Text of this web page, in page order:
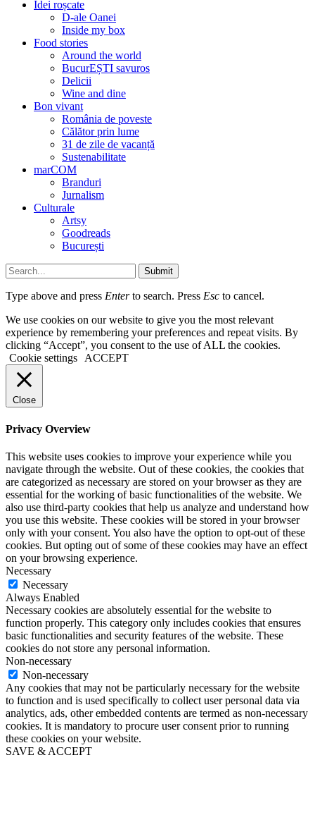
Idei roșcate
D-ale Oanei
Inside my box
Food stories
Around the world
BucurEȘTI savuros
Delicii
Wine and dine
Bon vivant
România de poveste
Călător prin lume
31 de zile de vacanță
Sustenabilitate
marCOM
Branduri
Jurnalism
Culturale
Artsy
Goodreads
București
Submit
Type above and press Enterto search. Press Esc to cancel.
We use cookies on our website to give you the most relevant
experience by remembering your preferences and repeat visits. By
clicking “Accept”, you consent to the use of ALL the cookies.
Cookie settings
ACCEPT
Close
Privacy Overview
This website uses cookies to improve your experience while you
navigate through the website. Out of these cookies, the cookies that
are categorized as necessary are stored on your browser as they are
essential for the working of basic functionalities of the website. We
also use third-party cookies that help us analyze and understand how
you use this website. These cookies will be stored in your browser
only with your consent. You also have the option to opt-out of these
cookies. But opting out of some of these cookies may have an effect
on your browsing experience.
Necessary
Necessary
Always Enabled
Necessary cookies are absolutely essential for the website to
function properly. This category only includes cookies that ensures
basic functionalities and security features of the website. These
cookies do not store any personal information.
Non-necessary
Non-necessary
Any cookies that may not be particularly necessary for the website
to function and is used specifically to collect user personal data via
analytics, ads, other embedded contents are termed as non-necessary
cookies. It is mandatory to procure user consent prior to running
these cookies on your website.
SAVE & ACCEPT